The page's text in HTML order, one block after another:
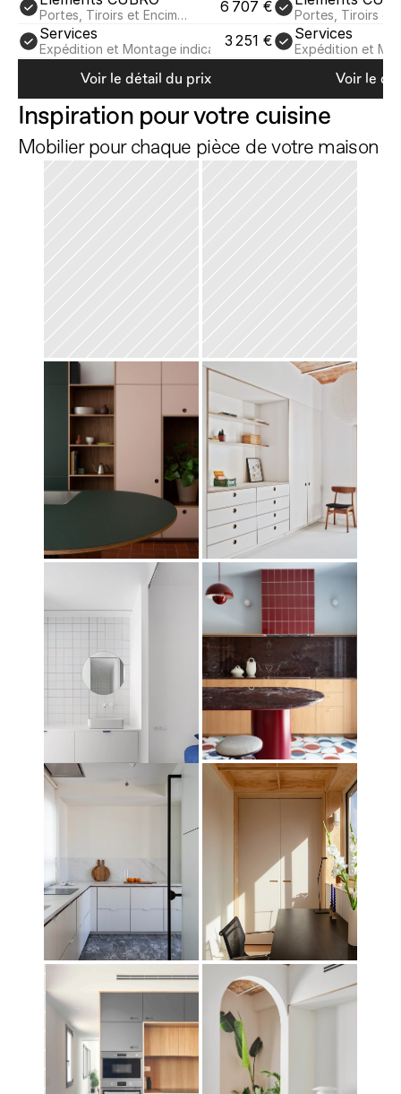
Portes, Tiroirs et Encim…
6 707 €
Services
Expédition et Montage indicatif3 251 €
Voir le détail du prix
Portes, Tiroirs et
Services
Expédition et
Voir le
Inspiration pour votre cuisine
Mobilier pour chaque pièce de votre maison